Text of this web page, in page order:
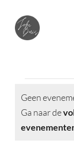
content
in
Bericht
Geen
Ga naar de